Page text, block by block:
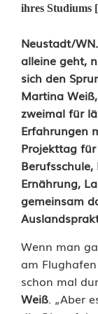
ihres Studiums
W
a
r
u
m
m
a
h
e
Neustadt/
alleine geht,
sich den
Martina
zweimal für
Erfahrungen
Projekttag
Ernährung,
gemeinsam
Wenn man
am
schon mal
Weiß. „Aber